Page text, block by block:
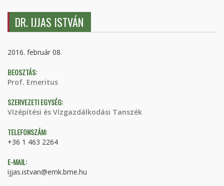
DR. IJJAS ISTVÁN
2016. február 08.
BEOSZTÁS:
Prof. Emeritus
SZERVEZETI EGYSÉG:
Vízépítési és Vízgazdálkodási Tanszék
TELEFONSZÁM:
+36 1 463 2264
E-MAIL:
ijjas.istvan@emk.bme.hu